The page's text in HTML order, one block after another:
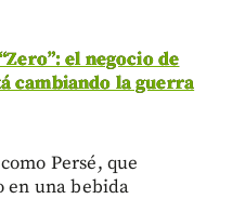
el negocio de
cambiando la guerra
Persé, que
en una bebida